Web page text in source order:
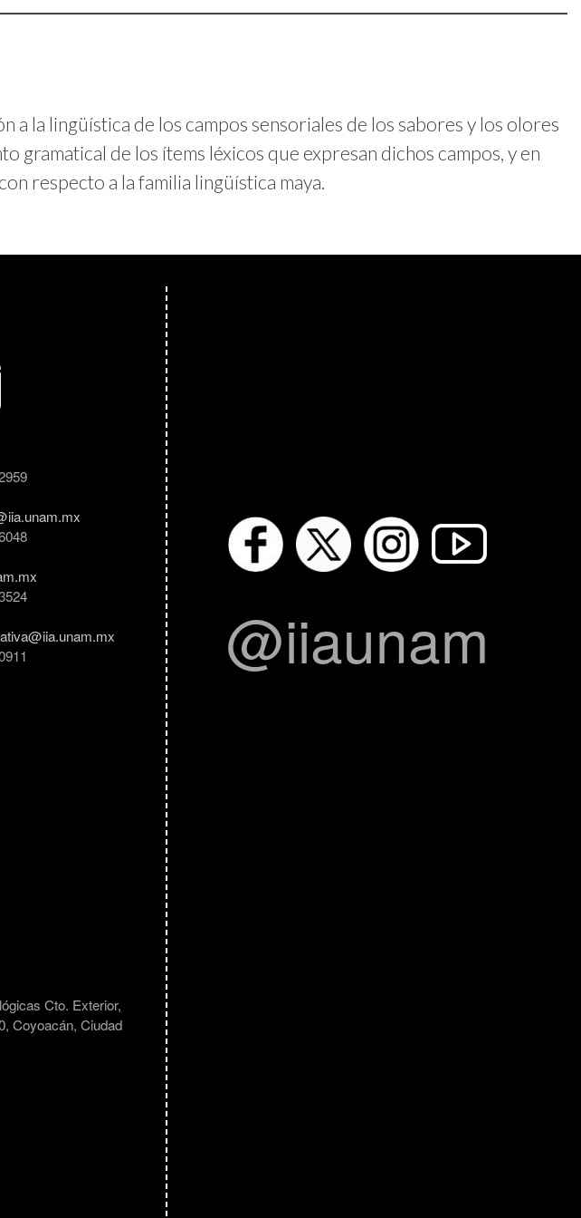
la lingüística de los campos sensoriales de los sabores y los olores
de los ítems léxicos que expresan dichos campos, y en
respecto a la familia lingüística maya.
Cto. Exterior,
Coyoacán, Ciudad
@iiaunam